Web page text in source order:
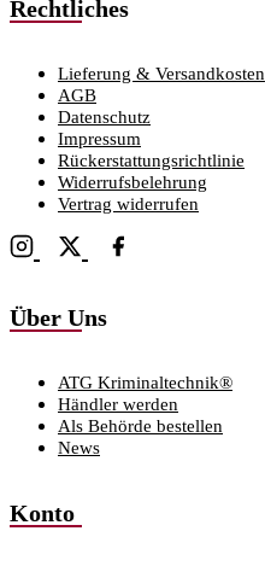
Rechtliches
Lieferung & Versandkosten
AGB
Datenschutz
Impressum
Rückerstattungsrichtlinie
Widerrufsbelehrung
Vertrag widerrufen
Über Uns
ATG Kriminaltechnik®
Händler werden
Als Behörde bestellen
News
Konto